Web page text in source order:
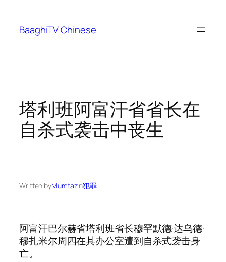
content
BaaghiTV Chinese
塔利班阿富汗省省长在
自杀式袭击中丧生
Written byMumtazin犯罪
阿富汗巴尔赫省塔利班省长穆罕默德·达乌德·
穆扎米尔周四在其办公室遭到自杀式袭击身
亡。